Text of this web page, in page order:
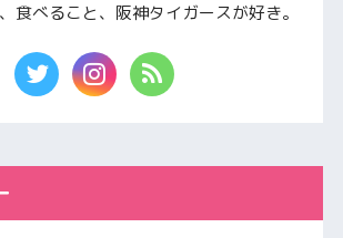
食べること、阪神タイガースが好き。